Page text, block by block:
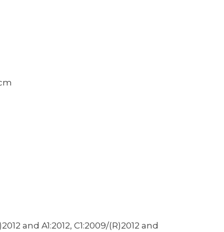
and A1:2012, C1:2009/(R)2012 and